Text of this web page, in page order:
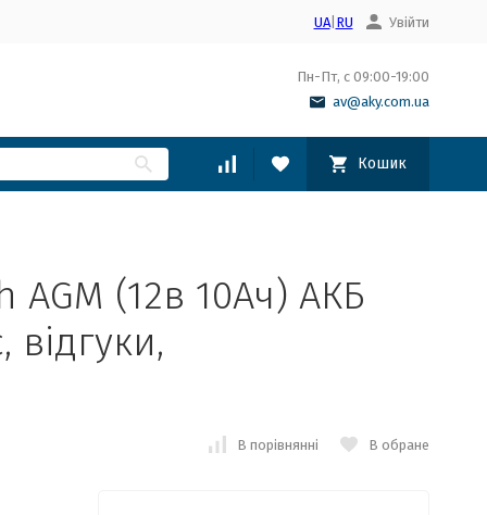
UA| RU Увійти
Пн-Пт, с 09:00-19:00
av@aky.com.ua
Кошик
AGM (12в 10Ач) АКБ
відгуки,
В порівнянні В обране